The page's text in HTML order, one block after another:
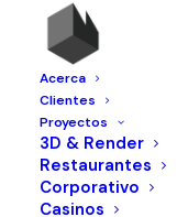
Acerca
Clientes
Proyectos
3D & Render
Restaurantes
Corporativo
Casinos